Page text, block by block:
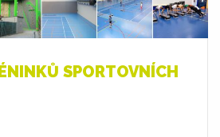
SPORTOVNÍCH